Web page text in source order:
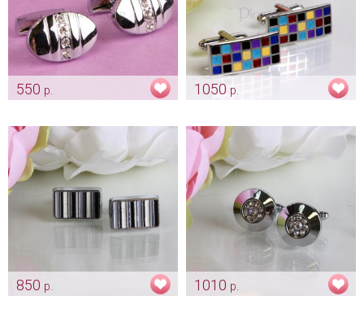
550 р.
1050 р.
850 р.
1010 р.